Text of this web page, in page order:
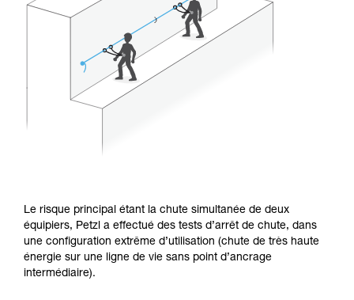
Le risque principal étant la chute simultanée de deux
équipiers, Petzl a effectué des tests d’arrêt de chute, dans
une configuration extrême d’utilisation (chute de très haute
énergie sur une ligne de vie sans point d’ancrage
intermédiaire).